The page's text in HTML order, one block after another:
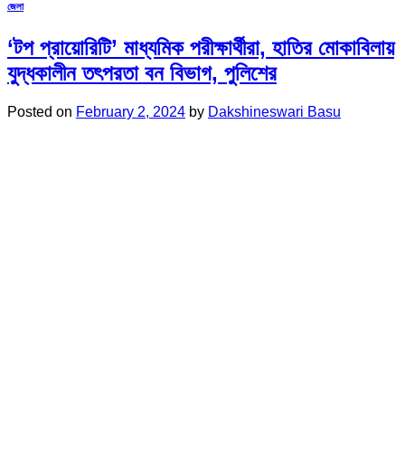
জেলা
‘টপ প্রায়োরিটি’ মাধ্যমিক পরীক্ষার্থীরা, হাতির মোকাবিলায়
যুদ্ধকালীন তৎপরতা বন বিভাগ, পুলিশের
Posted on February 2, 2024 by Dakshineswari Basu